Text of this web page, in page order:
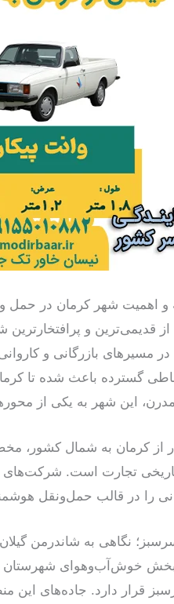
و اهمیت شهر کرمان در حمل
قدیمی‌ترین و
مسیرهای بازرگانی و
گسترده باعث شده تا
این شهر به یکی از
از کرمان به شمال کشور،
تجارت است. شرکت‌های
را در قالب حمل‌ونقل
نگاهی به شاندرمن گیلان
خوش‌آب‌وهوای شهرستان
قرار دارد. جاده‌های این